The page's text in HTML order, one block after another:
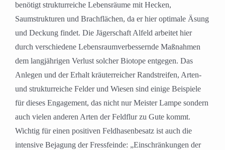
benötigt strukturreiche Lebensräume mit Hecken,
Saumstrukturen und Brachflächen, da er hier optimale Äsung
und Deckung findet. Die Jägerschaft Alfeld arbeitet hier
durch verschiedene Lebensraumverbessernde Maßnahmen
dem langjährigen Verlust solcher Biotope entgegen. Das
Anlegen und der Erhalt kräuterreicher Randstreifen, Arten-
und strukturreiche Felder und Wiesen sind einige Beispiele
für dieses Engagement, das nicht nur Meister Lampe sondern
auch vielen anderen Arten der Feldflur zu Gute kommt.
Wichtig für einen positiven Feldhasenbesatz ist auch die
intensive Bejagung der Fressfeinde: „Einschränkungen der